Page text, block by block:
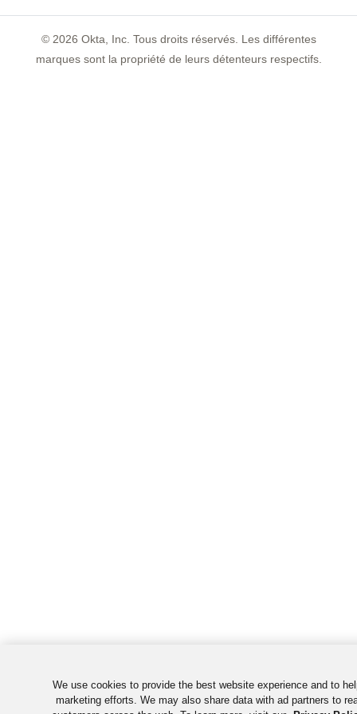
© 2026 Okta, Inc. Tous droits réservés. Les différentes
marques sont la propriété de leurs détenteurs respectifs.
We use cookies to provide the best website experience and to
marketing efforts. We may also share data with ad partners to